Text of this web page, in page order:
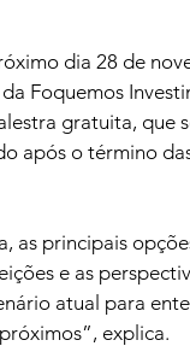
dia 28 de
Foquemos
gratuita, que
após o término
as principais
e as
atual para
explica.